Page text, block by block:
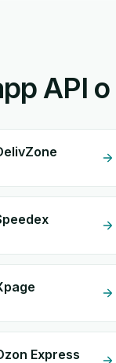
API
Express